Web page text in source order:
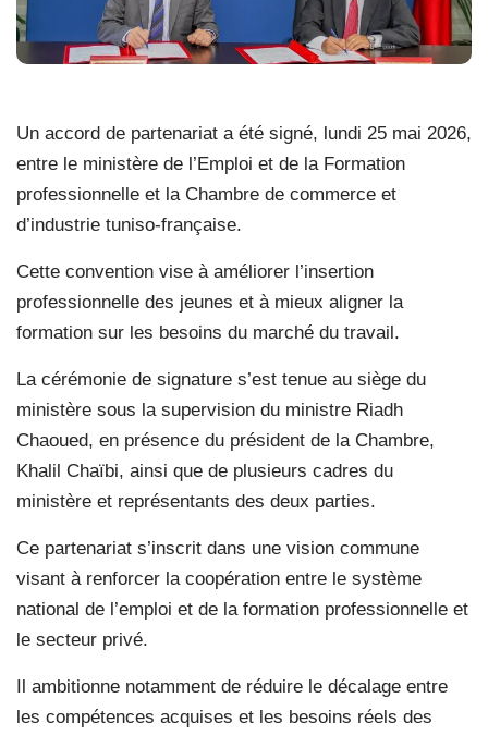
Un accord de partenariat a été signé, lundi 25 mai 2026,
entre le ministère de l’Emploi et de la Formation
professionnelle et la Chambre de commerce et
d’industrie tuniso-française.
Cette convention vise à améliorer l’insertion
professionnelle des jeunes et à mieux aligner la
formation sur les besoins du marché du travail.
La cérémonie de signature s’est tenue au siège du
ministère sous la supervision du ministre Riadh
Chaoued, en présence du président de la Chambre,
Khalil Chaïbi, ainsi que de plusieurs cadres du
ministère et représentants des deux parties.
Ce partenariat s’inscrit dans une vision commune
visant à renforcer la coopération entre le système
national de l’emploi et de la formation professionnelle et
le secteur privé.
Il ambitionne notamment de réduire le décalage entre
les compétences acquises et les besoins réels des